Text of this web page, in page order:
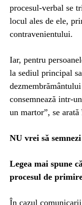
procesul-verbal se
locul ales de ele,
contravenientului.
Iar, pentru
la sediul principal
consemnează intr-
un martor”, se
NU vrei să
Legea mai spune
procesul de
În cazul